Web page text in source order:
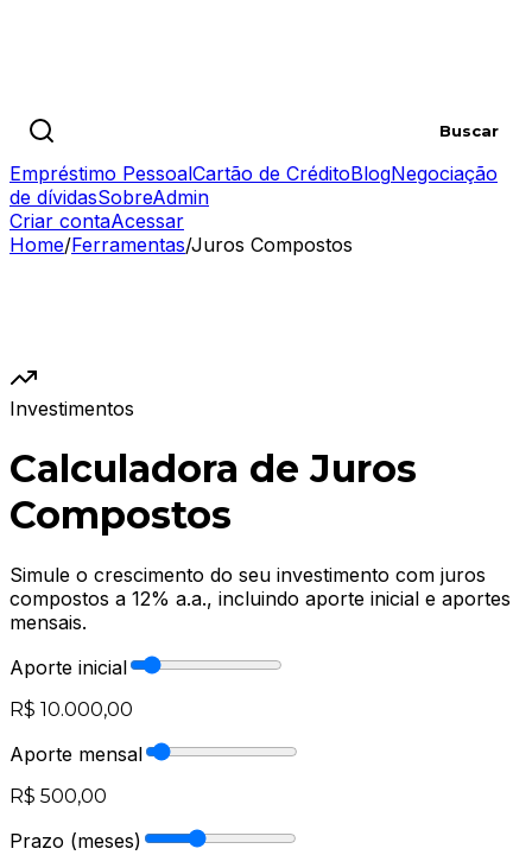
Buscar artigos
Buscar
Empréstimo PessoalCartão de CréditoBlogNegociação
de dívidasSobreAdmin
Criar contaAcessar
Home/Ferramentas/Juros Compostos
Investimentos
Calculadora de Juros
Compostos
Simule o crescimento do seu investimento com juros
compostos a 12% a.a., incluindo aporte inicial e aportes
mensais.
Aporte inicial
R$ 10.000,00
Aporte mensal
R$ 500,00
Prazo (meses)